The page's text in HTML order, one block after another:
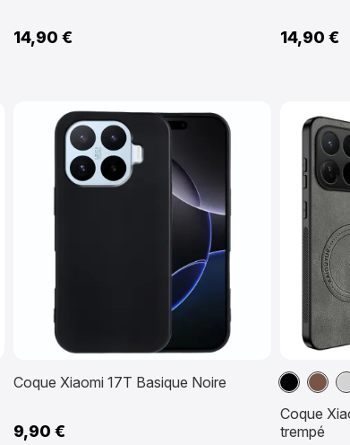
14,90 € 14,90 €
Coque Xiaomi 17T Basique Noire
9,90 €
Noir
Coque
trempé